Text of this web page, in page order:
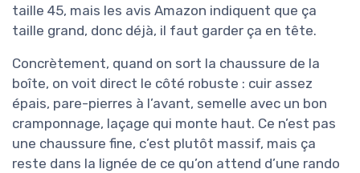
taille 45, mais les avis Amazon indiquent que ça
taille grand, donc déjà, il faut garder ça en tête.
Concrètement, quand on sort la chaussure de la
boîte, on voit direct le côté robuste : cuir assez
épais, pare-pierres à l’avant, semelle avec un bon
cramponnage, laçage qui monte haut. Ce n’est pas
une chaussure fine, c’est plutôt massif, mais ça
reste dans la lignée de ce qu’on attend d’une rando